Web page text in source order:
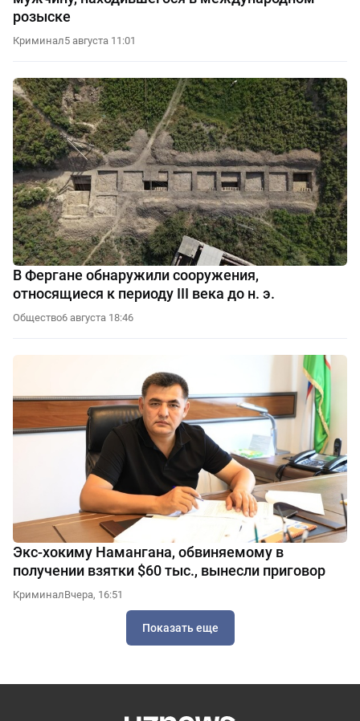
розыске
Криминал5 августа 11:01
В Фергане обнаружили сооружения,
относящиеся к периоду III века до н. э.
Общество6 августа 18:46
Экс-хокиму Намангана, обвиняемому в
получении взятки $60 тыс., вынесли приговор
КриминалВчера, 16:51
Показать еще